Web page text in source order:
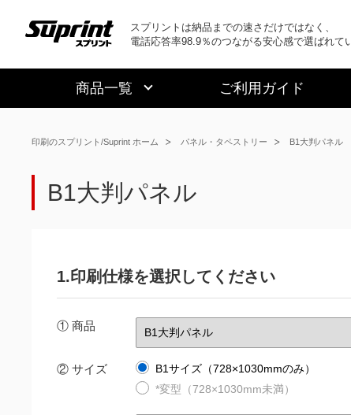
スプリントは納品までの速さだけではなく、
電話応答率98.9％のつながる安心感で選ばれて
商品一覧 ご利用ガイド
印刷のスプリント/Suprint ホーム パネル・タペストリー B1大判パネル
B1大判パネル
1.印刷仕様を選択してください
① 商品
② サイズ
B1サイズ（728×1030mmのみ）
*変型（728×1030mm未満）